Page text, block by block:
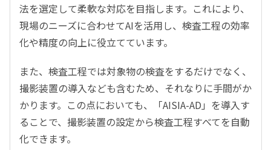
法を選定して柔軟な対応を目指します。これにより、
現場のニーズに合わせてAIを活用し、検査工程の効率
化や精度の向上に役立てています。
また、検査工程では対象物の検査をするだけでなく、
撮影装置の導入なども含むため、それなりに手間がか
かります。この点においても、「AISIA-AD」を導入す
ることで、撮影装置の設定から検査工程すべてを自動
化できます。